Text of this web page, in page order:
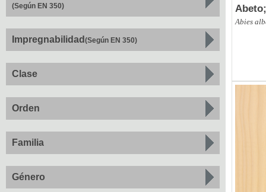
(Según EN 350)
Impregnabilidad (Según EN 350)
Clase
Orden
Familia
Género
Abies